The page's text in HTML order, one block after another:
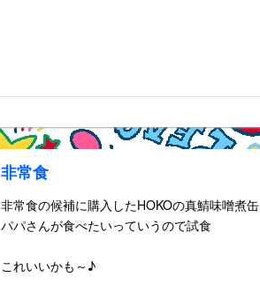
非常食
非常食の候補に購入したHOKOの真鯖味噌煮缶
パパさんが食べたいっていうので試食
これいいかも～♪